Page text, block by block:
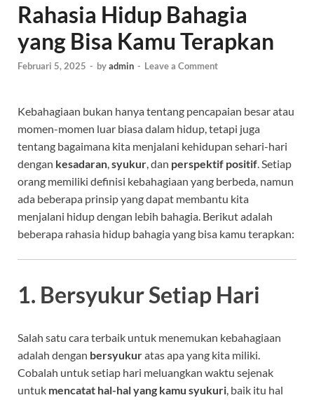
Rahasia Hidup Bahagia
yang Bisa Kamu Terapkan
Februari 5, 2025 - byadmin - Leave a Comment
Kebahagiaan bukan hanya tentang pencapaian besar atau
momen-momen luar biasa dalam hidup, tetapi juga
tentang bagaimana kita menjalani kehidupan sehari-hari
dengan kesadaran syukur , dan perspektif positif . Setiap
orang memiliki definisi kebahagiaan yang berbeda, namun
ada beberapa prinsip yang dapat membantu kita
menjalani hidup dengan lebih bahagia. Berikut adalah
beberapa rahasia hidup bahagia yang bisa kamu terapkan:
1. Bersyukur Setiap Hari
Salah satu cara terbaik untuk menemukan kebahagiaan
adalah dengan bersyukuratas apa yang kita miliki.
Cobalah untuk setiap hari meluangkan waktu sejenak
untuk mencatat hal-hal yang kamu syukuri, baik itu hal